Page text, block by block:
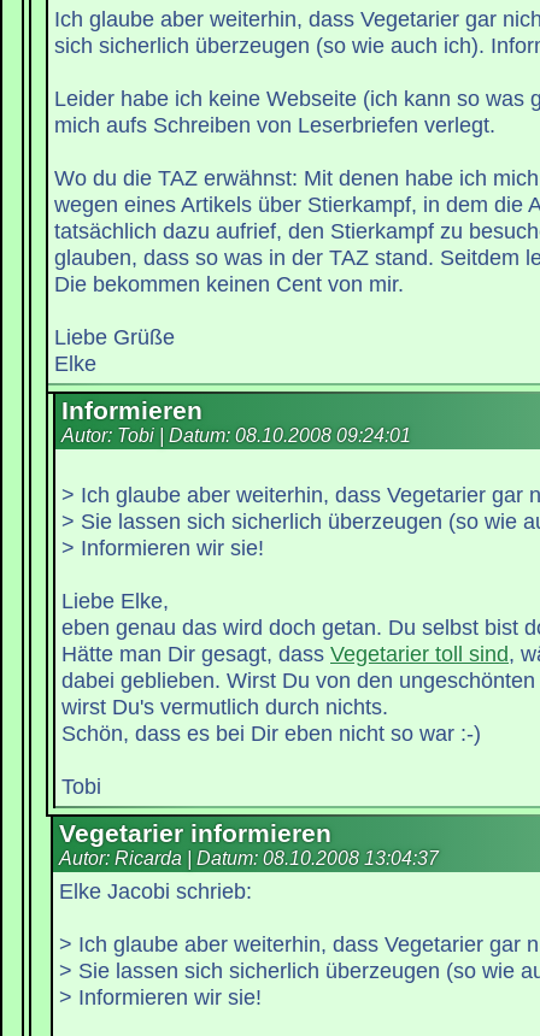
Ich glaube aber weiterhin, dass Vegetarier gar
sich sicherlich überzeugen (so wie auch ich).
Leider habe ich keine Webseite (ich kann so was
mich aufs Schreiben von Leserbriefen verlegt.
Wo du die TAZ erwähnst: Mit denen habe ich
wegen eines Artikels über Stierkampf, in dem die
tatsächlich dazu aufrief, den Stierkampf zu
glauben, dass so was in der TAZ stand. Seitdem
Die bekommen keinen Cent von mir.
Liebe Grüße
Elke
Informieren
Autor: Tobi | Datum: 08.10.2008 09:24:01
> Ich glaube aber weiterhin, dass Vegetarier gar
> Sie lassen sich sicherlich überzeugen (so wie
> Informieren wir sie!
Liebe Elke,
eben genau das wird doch getan. Du selbst bist
Hätte man Dir gesagt, dass Vegetarier toll sind,
dabei geblieben. Wirst Du von den
wirst Du's vermutlich durch nichts.
Schön, dass es bei Dir eben nicht so war :-)
Tobi
Vegetarier informieren
Autor: Ricarda | Datum: 08.10.2008 13:04:37
Elke Jacobi schrieb:
> Ich glaube aber weiterhin, dass Vegetarier gar
> Sie lassen sich sicherlich überzeugen (so wie
> Informieren wir sie!